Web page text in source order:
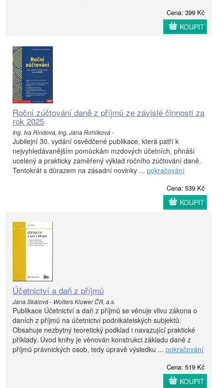
Cena: 399 Kč
KOUPIT
Roční zúčtování daně z příjmů ze závislé činnosti za
rok 2025
Ing. Iva Rindová, Ing. Jana Rohlíková -
Jubilejní 30. vydání osvědčené publikace, která patří k
nejvyhledávanějším pomůckám mzdových účetních, přináší
ucelený a prakticky zaměřený výklad ročního zúčtování daně.
Tentokrát s důrazem na zásadní novinky ... pokračování
Cena: 539 Kč
KOUPIT
Účetnictví a daň z příjmů
Jana Skálová - Wolters Kluwer ČR, a.s.
Publikace Účetnictví a daň z příjmů se věnuje vlivu zákona o
daních z příjmů na účetnictví podnikatelských subjektů.
Obsahuje nezbytný teoretický podklad i navazující praktické
příklady. Úvod knihy je věnován konstrukci základu daně z
příjmů právnických osob, tedy úpravě výsledku ... pokračování
Cena: 519 Kč
KOUPIT